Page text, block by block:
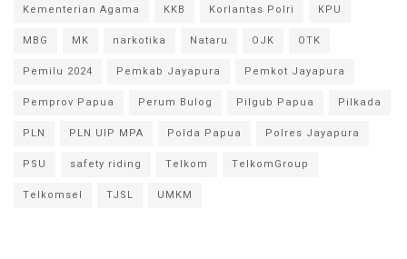
Kementerian Agama
KKB Korlantas Polri
KPU
MBG
MK narkotika Nataru OJK
OTK
Pemilu 2024
Pemkab Jayapura
Pemkot Jayapura
Pemprov Papua
Perum Bulog Pilgub Papua
Pilkada
PLN
PLN UIP MPA Polda Papua
Polres Jayapura
PSU
safety riding Telkom
TelkomGroup
Telkomsel
TJSL UMKM